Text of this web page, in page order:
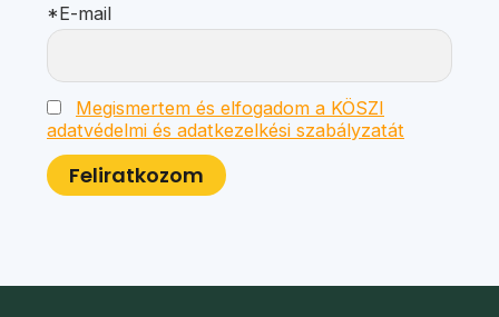
*E-mail
Megismertem és elfogadom a KÖSZI
adatvédelmi és adatkezelkési szabályzatát